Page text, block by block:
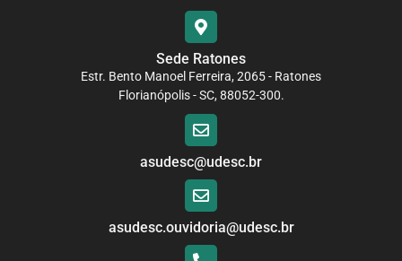
Sede Ratones
Estr. Bento Manoel Ferreira, 2065 - Ratones
Florianópolis - SC, 88052-300.
asudesc@udesc.br
asudesc.ouvidoria@udesc.br